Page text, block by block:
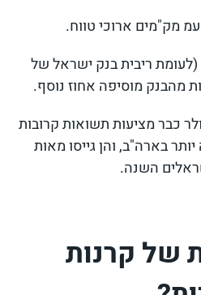
התשואה הנוכחית היא 3% (לעומת ריבית בנק ישראל של
כבר מציעות תשואות קרובות
יותר בארה"ב, והן גייסו מאות
השנה.
של קרנות